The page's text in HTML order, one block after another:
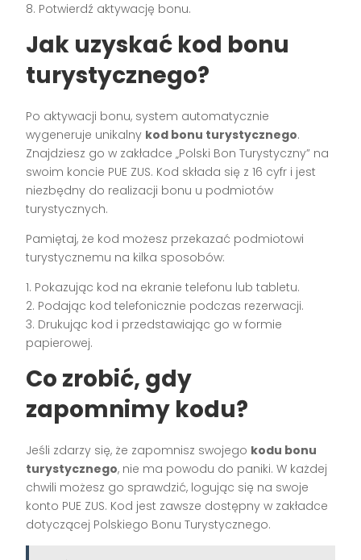
8. Potwierdź aktywację bonu.
Jak uzyskać kod bonu
turystycznego?
Po aktywacji bonu, system automatycznie
wygeneruje unikalny kod bonu turystycznego.
Znajdziesz go w zakładce „Polski Bon Turystyczny” na
swoim koncie PUE ZUS. Kod składa się z 16 cyfr i jest
niezbędny do realizacji bonu u podmiotów
turystycznych.
Pamiętaj, że kod możesz przekazać podmiotowi
turystycznemu na kilka sposobów:
1. Pokazując kod na ekranie telefonu lub tabletu.
2. Podając kod telefonicznie podczas rezerwacji.
3. Drukując kod i przedstawiając go w formie
papierowej.
Co zrobić, gdy
zapomnimy kodu?
Jeśli zdarzy się, że zapomnisz swojego kodu bonu
turystycznego, nie ma powodu do paniki. W każdej
chwili możesz go sprawdzić, logując się na swoje
konto PUE ZUS. Kod jest zawsze dostępny w zakładce
dotyczącej Polskiego Bonu Turystycznego.